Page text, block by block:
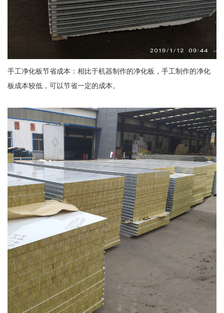
手工净化板节省成本：相比于机器制作的净化板，手工制作的净化
板成本较低，可以节省一定的成本。